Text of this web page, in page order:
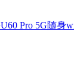
Pro 5G随身